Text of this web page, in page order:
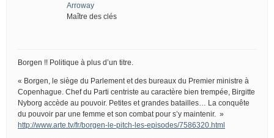
Arroway
Maître des clés
Borgen !! Politique à plus d’un titre.
« Borgen, le siège du Parlement et des bureaux du Premier ministre à
Copenhague. Chef du Parti centriste au caractère bien trempée, Birgitte
Nyborg accède au pouvoir. Petites et grandes batailles… La conquête
du pouvoir par une femme et son combat pour s’y maintenir. »
http://www.arte.tv/fr/borgen-le-pitch-les-episodes/7586320.html